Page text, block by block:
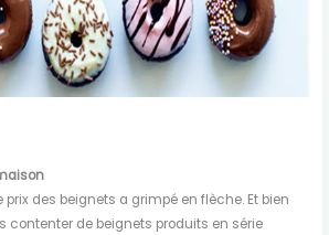
prix des beignets a grimpé en flèche. Et bien
contenter de beignets produits en série